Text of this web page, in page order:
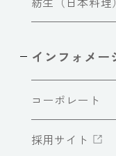
インフォメー
コーポレート
採用サイト